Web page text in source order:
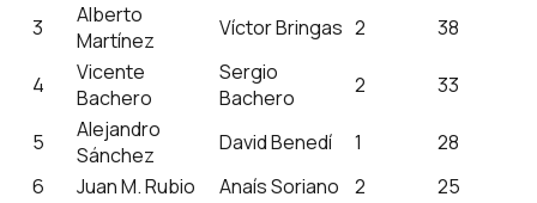
3
Alberto
Martínez
Víctor Bringas 2 38
4
Vicente
Bachero
Sergio
Bachero
2 33
5
Alejandro
Sánchez
David Benedí 1
28
6
Juan M. Rubio Anaís Soriano 2
25